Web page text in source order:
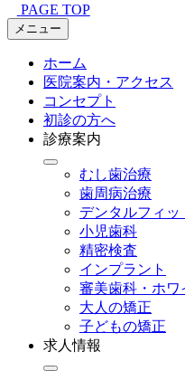
PAGE TOP
メニュー
ホーム
医院案内・アクセス
コンセプト
初診の方へ
診療案内
むし歯治療
歯周病治療
デンタルフィッ
小児歯科
精密検査
インプラント
審美歯科・ホワ
大人の矯正
子どもの矯正
求人情報